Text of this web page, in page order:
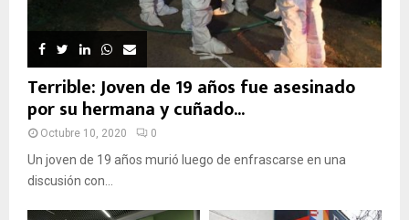
Terrible: Joven de 19 años fue asesinado
por su hermana y cuñado...
Octubre 10, 2020 0
Un joven de 19 años murió luego de enfrascarse en una
discusión con...